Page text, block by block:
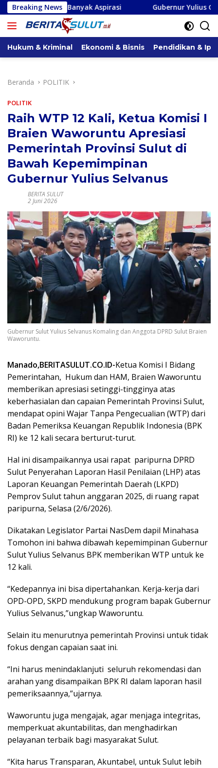
Langsung
ke
konten
Breaking News
Aspirasi Gubernur Yulius Geser Femmy Suluh
Hukum & Kriminal Ekonomi & Bisnis Pendidikan &
Beranda POLITIK
POLITIK
Raih WTP 12 Kali, Ketua Komisi I
Braien Waworuntu Apresiasi
Pemerintah Provinsi Sulut di
Bawah Kepemimpinan
Gubernur Yulius Selvanus
BERITA SULUT
2 Juni 2026
Gubernur Sulut Yulius Selvanus Komaling dan Anggota DPRD Sulut Braien
Waworuntu.
Manado,BERITASULUT.CO.ID-Ketua Komisi I Bidang
Pemerintahan, Hukum dan HAM, Braien Waworuntu
memberikan apresiasi setinggi-tingginya atas
keberhasialan dan capaian Pemerintah Provinsi Sulut,
mendapat opini Wajar Tanpa Pengecualian (WTP) dari
Badan Pemeriksa Keuangan Republik Indonesia (BPK
RI) ke 12 kali secara berturut-turut.
Hal ini disampaikannya usai rapat paripurna DPRD
Sulut Penyerahan Laporan Hasil Penilaian (LHP) atas
Laporan Keuangan Pemerintah Daerah (LKPD)
Pemprov Sulut tahun anggaran 2025, di ruang rapat
paripurna, Selasa (2/6/2026).
Dikatakan Legislator Partai NasDem dapil Minahasa
Tomohon ini bahwa dibawah kepemimpinan Gubernur
Sulut Yulius Selvanus BPK memberikan WTP untuk ke
12 kali.
“Kedepannya ini bisa dipertahankan. Kerja-kerja dari
OPD-OPD, SKPD mendukung program bapak Gubernur
Yulius Selvanus,”ungkap Waworuntu.
Selain itu menurutnya pemerintah Provinsi untuk tidak
fokus dengan capaian saat ini.
“Ini harus menindaklanjuti seluruh rekomendasi dan
arahan yang disampaikan BPK RI dalam laporan hasil
pemeriksaannya,”ujarnya.
Waworuntu juga mengajak, agar menjaga integritas,
memperkuat akuntabilitas, dan menghadirkan
pelayanan terbaik bagi masyarakat Sulut.
“Kita harus Transparan, Akuntabel, untuk Sulut lebih